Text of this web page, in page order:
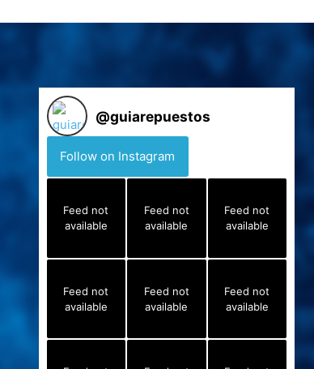
@guiarepuestos
Follow on Instagram
Feed not
available
Feed not
available
Feed not
available
Feed not
available
Feed not
available
Feed not
available